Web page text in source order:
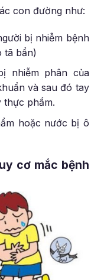
con đường như:
bị nhiễm bệnh
tã bẩn)
nhiễm phân của
và sau đó tay
thực phẩm.
hoặc nước bị ô
cơ mắc bệnh